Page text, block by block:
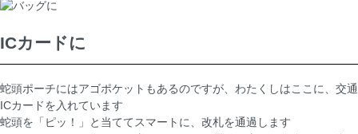
ICカードに
蛇頭ポーチにはアゴポケットもあるのですが、わたくしはここに、交通
ICカードを入れています
蛇頭を「ピッ！」と当ててスマートに、改札を通過します